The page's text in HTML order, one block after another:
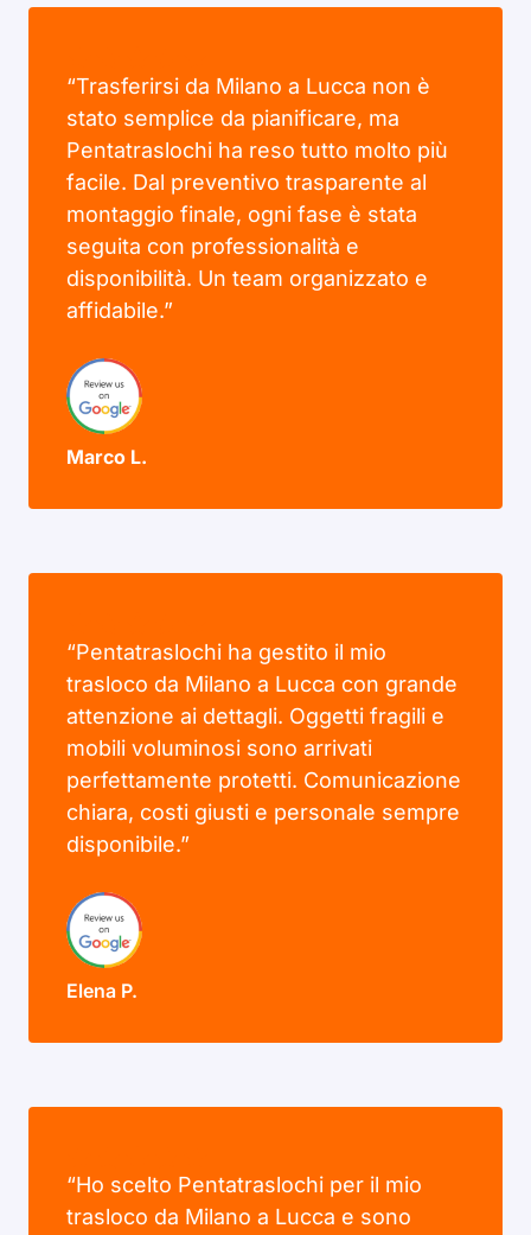
“Trasferirsi da Milano a Lucca non è
stato semplice da pianificare, ma
Pentatraslochi ha reso tutto molto più
facile. Dal preventivo trasparente al
montaggio finale, ogni fase è stata
seguita con professionalità e
disponibilità. Un team organizzato e
affidabile.”
Marco L.
“Pentatraslochi ha gestito il mio
trasloco da Milano a Lucca con grande
attenzione ai dettagli. Oggetti fragili e
mobili voluminosi sono arrivati
perfettamente protetti. Comunicazione
chiara, costi giusti e personale sempre
disponibile.”
Elena P.
“Ho scelto Pentatraslochi per il mio
trasloco da Milano a Lucca e sono